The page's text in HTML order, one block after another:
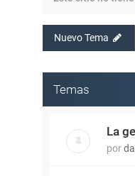
Nuevo Tema
Temas
La
por